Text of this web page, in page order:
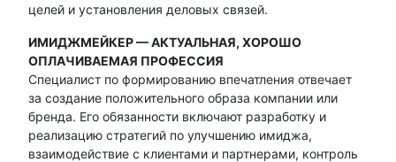
целей и установления деловых связей.
ИМИДЖМЕЙКЕР — АКТУАЛЬНАЯ, ХОРОШО
ОПЛАЧИВАЕМАЯ ПРОФЕССИЯ
Специалист по формированию впечатления отвечает
за создание положительного образа компании или
бренда. Его обязанности включают разработку и
реализацию стратегий по улучшению имиджа,
взаимодействие с клиентами и партнерами, контроль